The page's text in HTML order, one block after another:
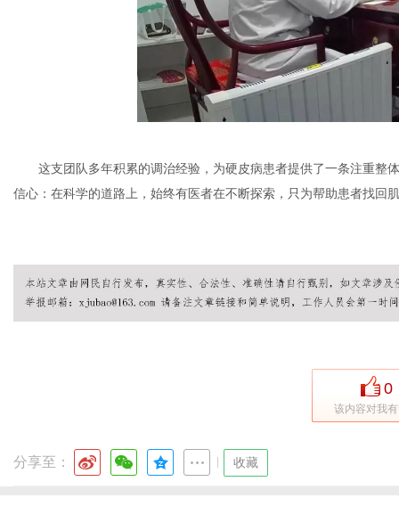
这支团队多年积累的调治经验，为硬皮病患者提供了一条注重整
信心：在科学的道路上，始终有医者在不断探索，只为帮助患者找回
0
该内容对我
分享至： 收藏